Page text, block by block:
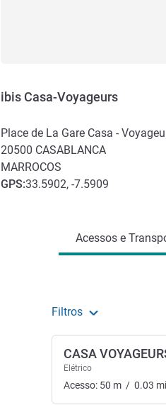
ibis Casa-Voyageurs
Place de La Gare Casa -
20500 CASABLANCA
MARROCOS
GPS:33.5902, -7.5909
Acessos e
Filtros
CASA
Elétrico
Acesso: 50 m / 0.03 mi